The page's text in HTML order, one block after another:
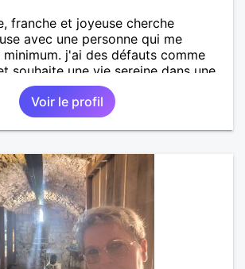
franche et joyeuse cherche
avec une personne qui me
minimum. j'ai des défauts comme
souhaite une vie sereine dans une
terme.
Voir le profil